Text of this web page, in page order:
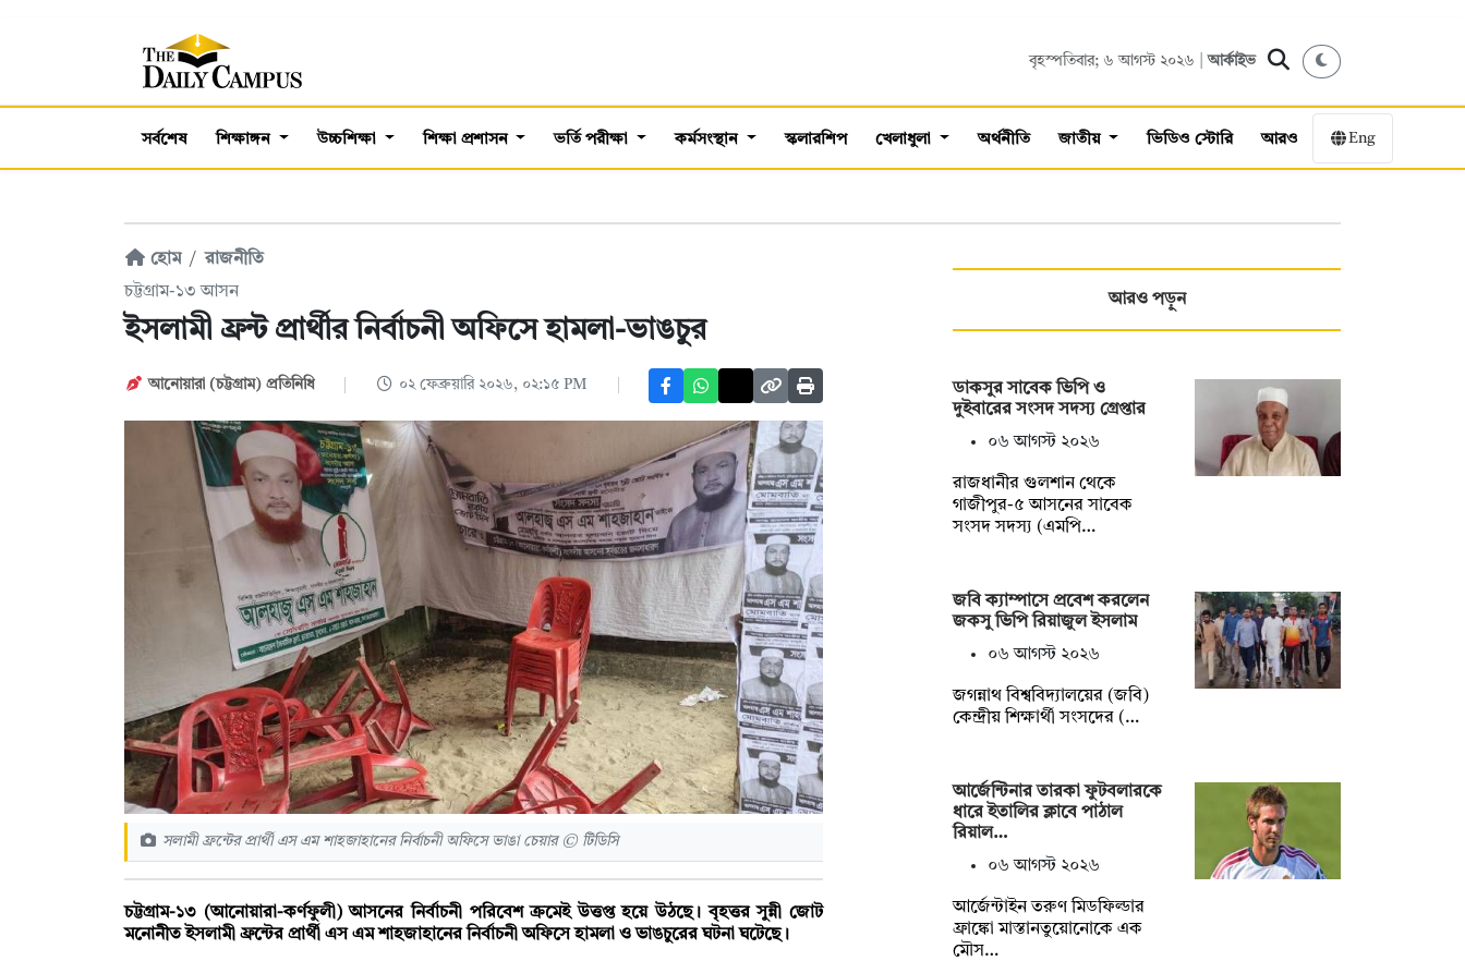
বৃহস্পতিবার; ৬ আগস্ট ২০২৬ |আর্কাইভ
সর্বশেষ শিক্ষাঙ্গন উচ্চশিক্ষা শিক্ষা প্রশাসন ভর্তি পরীক্ষা কর্মসংস্থান স্কলারশিপ খেলাধুলা অর্থনীতি জাতীয় ভিডিও স্টোরি আরও Eng
হোম
রাজনীতি
চট্টগ্রাম-১৩ আসন
ইসলামী ফ্রন্ট প্রার্থীর নির্বাচনী অফিসে হামলা-ভাঙচুর
আনোয়ারা (চট্টগ্রাম) প্রতিনিধি ০২ ফেব্রুয়ারি ২০২৬, ০২:১৫ PM
সলামী ফ্রন্টের প্রার্থী এস এম শাহজাহানের নির্বাচনী অফিসে ভাঙা চেয়ার © টিডিসি
চট্টগ্রাম-১৩ (আনোয়ারা-কর্ণফুলী) আসনের নির্বাচনী পরিবেশ ক্রমেই উত্তপ্ত হয়ে উঠছে। বৃহত্তর সুন্নী জোট
মনোনীত ইসলামী ফ্রন্টের প্রার্থী এস এম শাহজাহানের নির্বাচনী অফিসে হামলা ও ভাঙচুরের ঘটনা ঘটেছে।
আরও পড়ুন
ডাকসুর সাবেক ভিপি ও
দুইবারের সংসদ সদস্য গ্রেপ্তার
০৬ আগস্ট ২০২৬
রাজধানীর গুলশান থেকে
গাজীপুর-৫ আসনের সাবেক
সংসদ সদস্য (এমপি…
জবি ক্যাম্পাসে প্রবেশ করলেন
জকসু ভিপি রিয়াজুল ইসলাম
০৬ আগস্ট ২০২৬
জগন্নাথ বিশ্ববিদ্যালয়ের (জবি)
কেন্দ্রীয় শিক্ষার্থী সংসদের (…
আর্জেন্টিনার তারকা ফুটবলারকে
ধারে ইতালির ক্লাবে পাঠাল
রিয়াল…
০৬ আগস্ট ২০২৬
আর্জেন্টাইন তরুণ মিডফিল্ডার
ফ্রাঙ্কো মাস্তানতুয়োনোকে এক
মৌস…